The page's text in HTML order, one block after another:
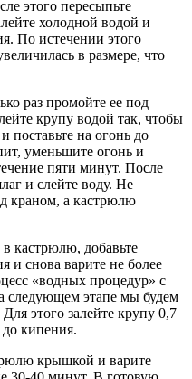
этого пересыпьте
холодной водой и
По истечении этого
в размере, что
раз промойте ее под
крупу водой так, чтобы
поставьте на огонь до
уменьшите огонь и
пяти минут. После
и слейте воду. Не
краном, а кастрюлю
кастрюлю, добавьте
и снова варите не более
«водных процедур» с
следующем этапе мы будем
этого залейте крупу 0,7
до кипения.
крышкой и варите